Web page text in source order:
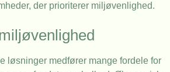
der prioriterer miljøvenlighed.
løsninger medfører mange fordele for